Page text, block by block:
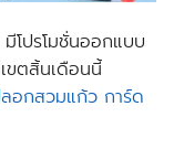
มีโปรโมชั่นออกแบบ
ขตสิ้นเดือนนี้
อกสวมแก้ว การ์ด